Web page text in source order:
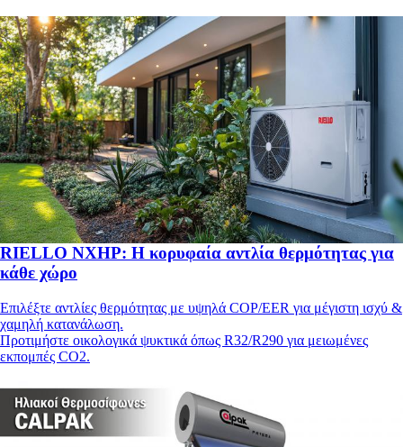
RIELLO NXHP: Η κορυφαία αντλία θερμότητας για
κάθε χώρο
Επιλέξτε αντλίες θερμότητας με υψηλά COP/EER για μέγιστη ισχύ &
χαμηλή κατανάλωση.
Προτιμήστε οικολογικά ψυκτικά όπως R32/R290 για μειωμένες
εκπομπές CO2.